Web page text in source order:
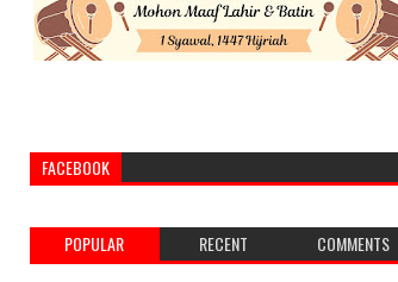
FACEBOOK
POPULAR RECENT COMMENTS